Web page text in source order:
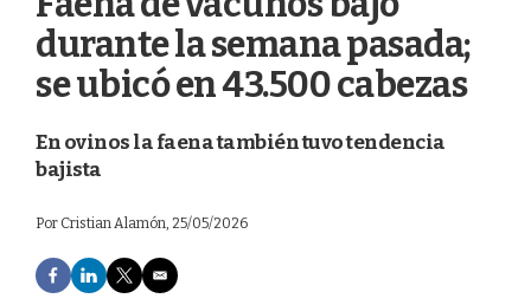
durante la semana pasada;
se ubicó en 43.500 cabezas
En ovinos la faena también tuvo tendencia
bajista
Por Cristian Alamón, 25/05/2026
F
a
L
i
T
w
E
m